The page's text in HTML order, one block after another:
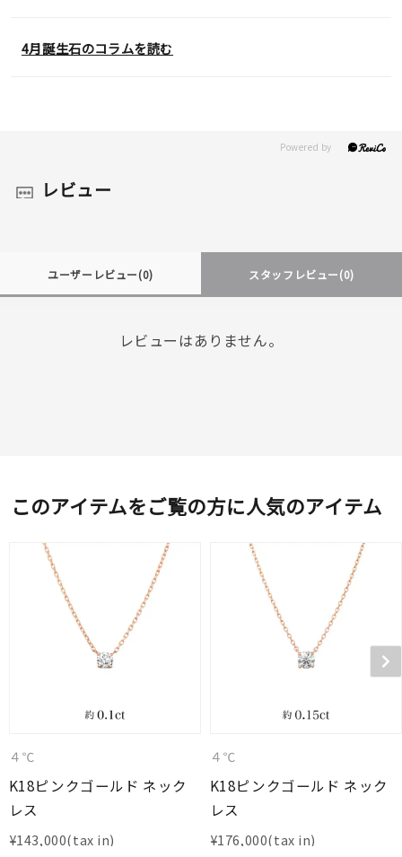
4月誕生石のコラムを読む
レビュー
ユーザーレビュー(0) スタッフレビュー(0)
レビューはありません。
このアイテムをご覧の方に人気のアイテム
４℃
K18ピンクゴールド ネック
レス
¥143,000
４℃
K18ピンクゴールド ネック
レス
¥176,000